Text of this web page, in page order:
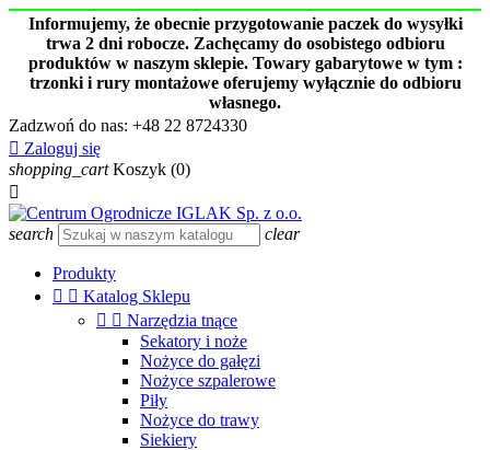
Informujemy, że obecnie przygotowanie paczek do wysyłki
trwa 2 dni robocze. Zachęcamy do osobistego odbioru
produktów w naszym sklepie. Towary gabarytowe w tym :
trzonki i rury montażowe oferujemy wyłącznie do odbioru
własnego.
Zadzwoń do nas: +48 22 8724330
 Zaloguj się
shopping_cart Koszyk (0)

search clear
Produkty
  Katalog Sklepu
  Narzędzia tnące
Sekatory i noże
Nożyce do gałęzi
Nożyce szpalerowe
Piły
Nożyce do trawy
Siekiery